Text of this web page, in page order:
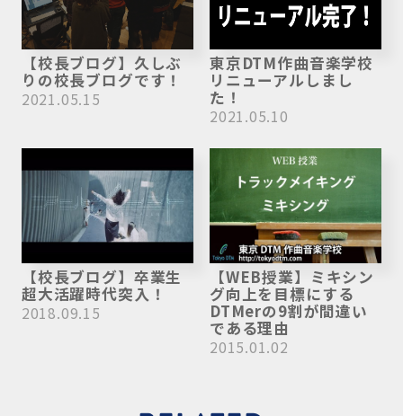
【校長ブログ】久しぶ
りの校長ブログです！
2021.05.15
東京DTM作曲音楽学校
リニューアルしまし
た！
2021.05.10
【校長ブログ】卒業生
超大活躍時代突入！
2018.09.15
【WEB授業】ミキシン
グ向上を目標にする
DTMerの9割が間違い
である理由
2015.01.02